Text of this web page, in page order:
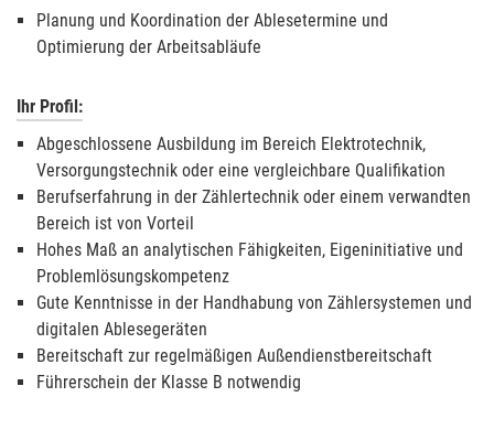
Planung und Koordination der Ablesetermine und
Optimierung der Arbeitsabläufe
Ihr Profil:
Abgeschlossene Ausbildung im Bereich Elektrotechnik,
Versorgungstechnik oder eine vergleichbare Qualifikation
Berufserfahrung in der Zählertechnik oder einem verwandten
Bereich ist von Vorteil
Hohes Maß an analytischen Fähigkeiten, Eigeninitiative und
Problemlösungskompetenz
Gute Kenntnisse in der Handhabung von Zählersystemen und
digitalen Ablesegeräten
Bereitschaft zur regelmäßigen Außendienstbereitschaft
Führerschein der Klasse B notwendig